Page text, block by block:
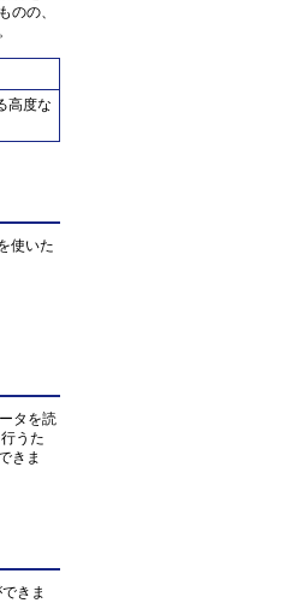
のの、
高度な
使いた
タを読
うた
きま
きま